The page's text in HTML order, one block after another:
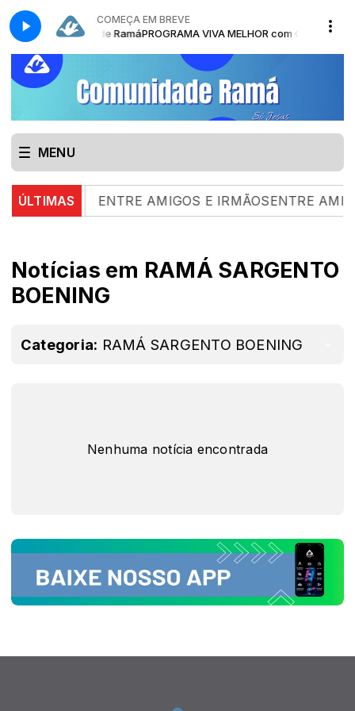
COMEÇA EM BREVE
com Comunidade RamáPROGRAMA VIVA MELHOR com
MENU
ÚLTIMAS
| ENTRE AMIGOS E IRMÃOSENTRE
Notícias em RAMÁ SARGENTO
BOENING
Categoria: RAMÁ SARGENTO BOENING
Nenhuma notícia encontrada